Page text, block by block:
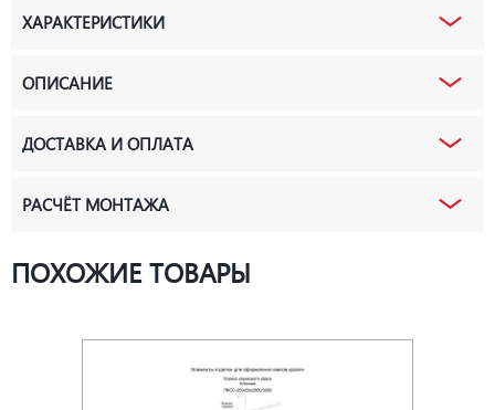
ХАРАКТЕРИСТИКИ
ОПИСАНИЕ
ДОСТАВКА И ОПЛАТА
РАСЧЁТ МОНТАЖА
ПОХОЖИЕ ТОВАРЫ